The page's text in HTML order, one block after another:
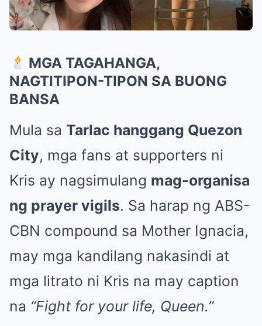
MGA TAGAHANGA,
NAGTITIPON-TIPON SA BUONG
BANSA
Mula sa Tarlac hanggang Quezon
City, mga fans at supporters ni
Kris ay nagsimulang mag-organisa
ng prayer vigils. Sa harap ng ABS-
CBN compound sa Mother Ignacia,
may mga kandilang nakasindi at
mga litrato ni Kris na may caption
na “Fight for your life, Queen.”